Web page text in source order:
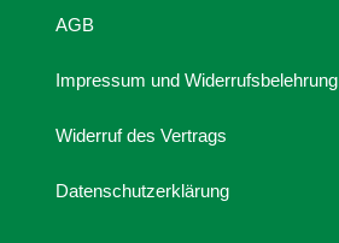
AGB
Impressum und Widerrufsbelehrung
Widerruf des Vertrags
Datenschutzerklärung